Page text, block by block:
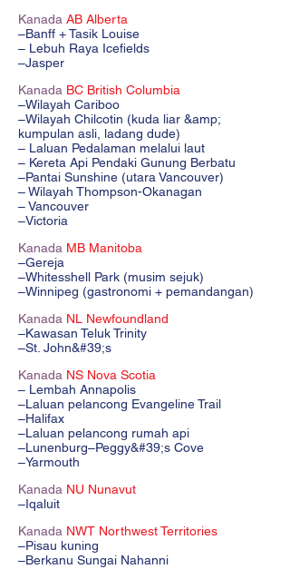
Kanada AB Alberta
–Banff + Tasik Louise
– Lebuh Raya Icefields
–Jasper
Kanada BC British Columbia
–Wilayah Cariboo
–Wilayah Chilcotin (kuda liar &amp;
kumpulan asli, ladang dude)
– Laluan Pedalaman melalui laut
– Kereta Api Pendaki Gunung Berbatu
–Pantai Sunshine (utara Vancouver)
– Wilayah Thompson-Okanagan
– Vancouver
–Victoria
Kanada MB Manitoba
–Gereja
–Whitesshell Park (musim sejuk)
–Winnipeg (gastronomi + pemandangan)
Kanada NL Newfoundland
–Kawasan Teluk Trinity
–St. John&#39;s
Kanada NS Nova Scotia
– Lembah Annapolis
–Laluan pelancong Evangeline Trail
–Halifax
–Laluan pelancong rumah api
–Lunenburg–Peggy&#39;s Cove
–Yarmouth
Kanada NU Nunavut
–Iqaluit
Kanada NWT Northwest Territories
–Pisau kuning
–Berkanu Sungai Nahanni